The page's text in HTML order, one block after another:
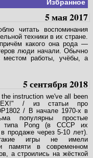
Избранное
5 мая 2017
читать воспоминания
техники в их стране.
какого она рода —
люди начали. Обычно
местом работы, учёбы, а
5 сентября 2018
instruction we've all been
/ из статьи про
/ В начале 1970-х в
популярны простые
типа Pong (в СССР их
продаже через 5-10 лет).
игры не имели
и памяти в современном
а строились на жёсткой